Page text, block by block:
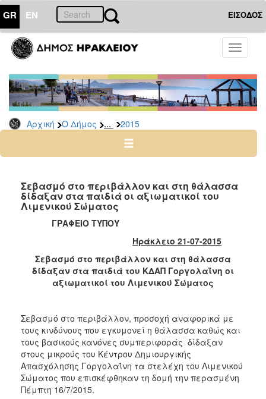
GR EN ΕΙΣΟΔΟΣ
Toggle
Αρχική Ο Δήμος ... 2015
ΔΗΜΟΣ
Δελτία
Τύπου
Αρχείο
2026
2024
2022
2018
2017
2015
2013
2012
2011
2010
Σεβασμό στο περιβάλλον και στη θάλασσα
δίδαξαν στα παιδιά οι αξιωματικοί του
Λιμενικού Σώματος
ΓΡΑΦΕΙΟ ΤΥΠΟΥ
Ηράκλειο 21-07-2015
Σεβασμό στο περιβάλλον και στη θάλασσα
δίδαξαν στα παιδιά του ΚΔΑΠ Γοργολαΐνη οι
αξιωματικοί του Λιμενικού Σώματος
Σεβασμό στο περιβάλλον, προσοχή αναφορικά με
τους κινδύνους που εγκυμονεί η θάλασσα καθώς και
τους βασικούς κανόνες συμπεριφοράς δίδαξαν
στους μικρούς του Κέντρου Δημιουργικής
Απασχόλησης Γοργολαΐνη τα στελέχη του Λιμενικού
Σώματος που επισκέφθηκαν τη δομή την περασμένη
Πέμπτη 16/7/2015.